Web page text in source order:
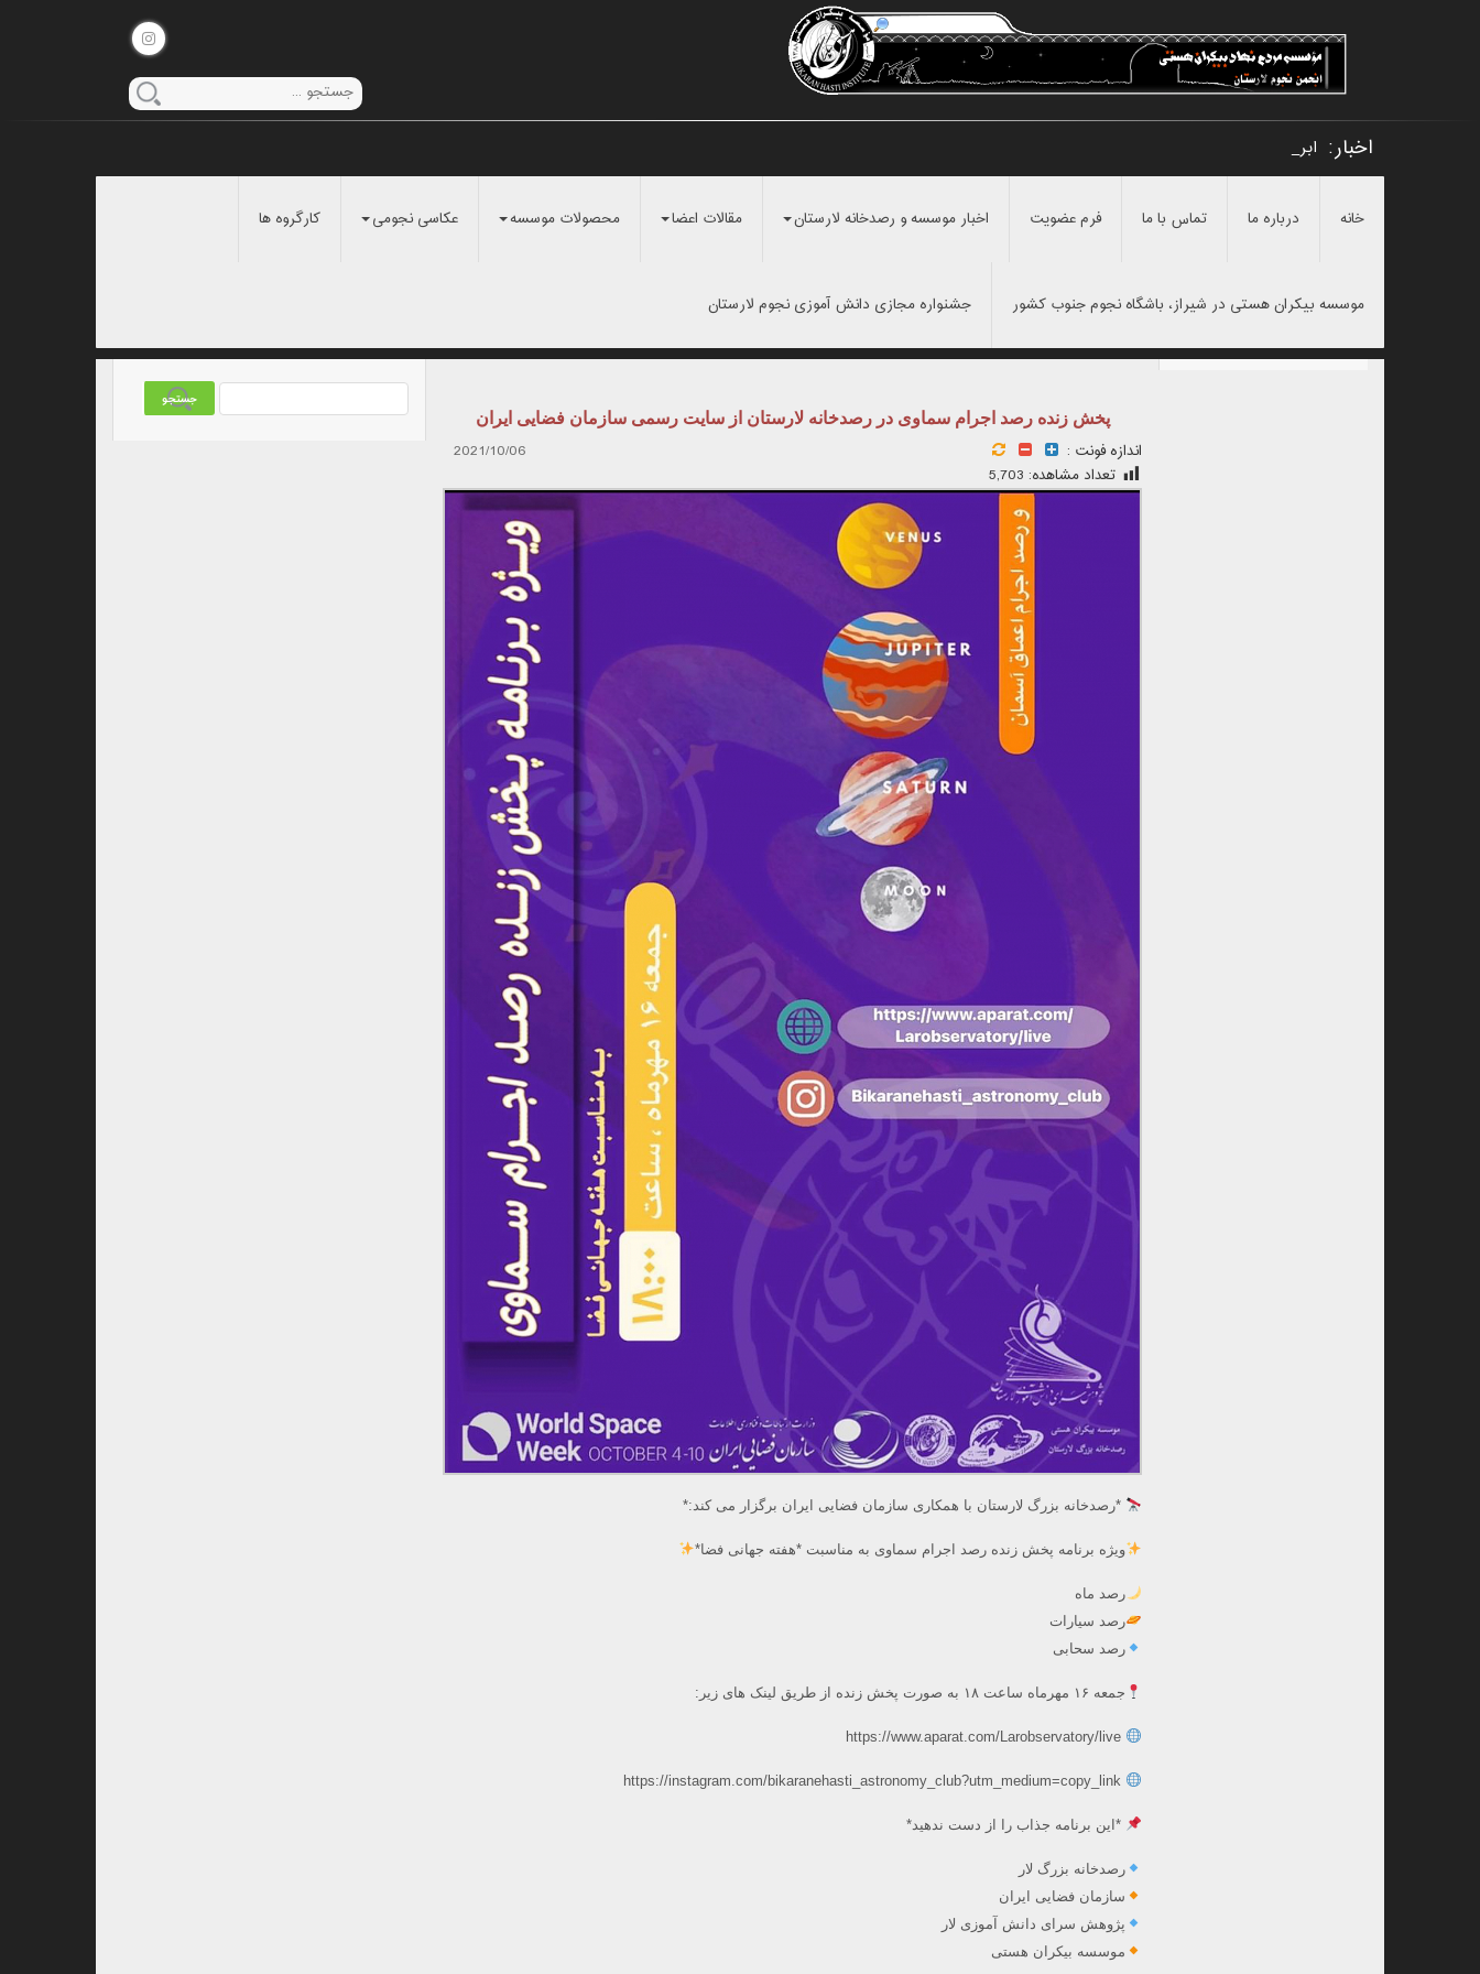
اخبار: ابراز شگفتی _
خانه درباره ما تماس با ما فرم عضویت اخبار موسسه و رصدخانه لارستان مقالات اعضا محصولات موسسه عکاسی نجومی کارگروه ها
موسسه بیکران هستی در شیراز، باشگاه نجوم جنوب کشور جشنواره مجازی دانش آموزی نجوم لارستان
پخش زنده رصد اجرام سماوی در رصدخانه لارستان از سایت رسمی سازمان فضایی ایران
اندازه فونت :
2021/10/06
تعداد مشاهده: 5,703
*رصدخانه بزرگ لارستان با همکاری سازمان فضایی ایران برگزار می کند:*
ویژه برنامه پخش زنده رصد اجرام سماوی به مناسبت *هفته جهانی فضا*
رصد ماه
رصد سیارات
رصد سحابی
جمعه ۱۶ مهرماه ساعت ۱۸ به صورت پخش زنده از طریق لینک های زیر:
*این برنامه جذاب را از دست ندهید*
رصدخانه بزرگ لار
سازمان فضایی ایران
پژوهش سرای دانش آموزی لار
موسسه بیکران هستی